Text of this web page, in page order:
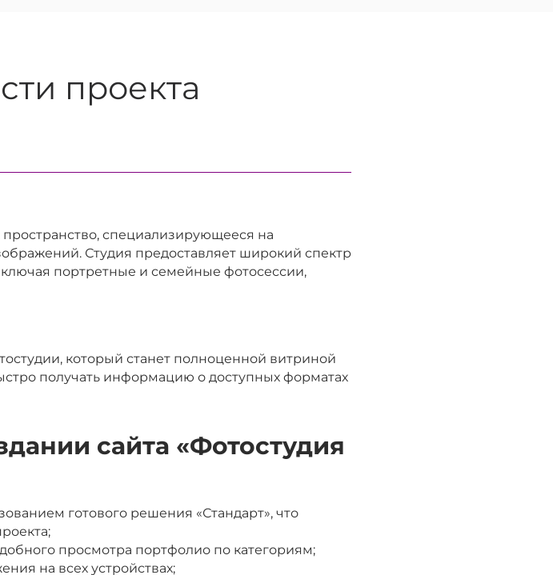
проекта
специализирующееся на
Студия предоставляет широкий спектр
портретные и семейные фотосессии,
который станет полноценной витриной
получать информацию о доступных форматах
сайта «Фотостудия
готового решения «Стандарт», что
просмотра портфолио по категориям;
на всех устройствах;